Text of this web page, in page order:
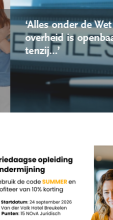
‘Alles onder de Wet open
overheid is openbaar,
tenzij…’